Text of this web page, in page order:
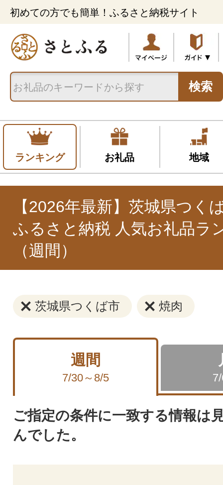
初めての方でも簡単！ふるさと納税サイト
検索
ランキング お礼品 地域
【2026年最新】茨城県つく
ふるさと納税 人気お礼品ラ
（週間）
茨城県つくば市 焼肉
週間
7/30～8/5
ご指定の条件に一致する情報は
んでした。